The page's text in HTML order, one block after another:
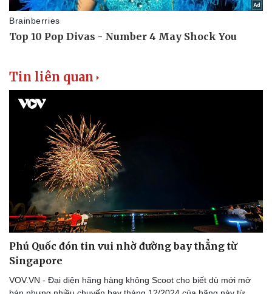
Thông tin doanh nghiệp
Doanh nghiệp 24h
Doanh nhân
Vì cộng đồng
Trải nghiệm
Tin liên quan
Phú Quốc đón tin vui nhờ đường bay thẳng từ
Singapore
VOV.VN - Đại diện hãng hàng không Scoot cho biết dù mới mở